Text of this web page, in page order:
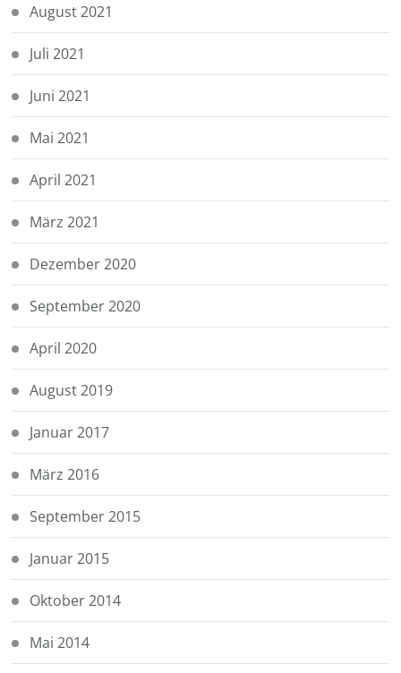
August 2021
Juli 2021
Juni 2021
Mai 2021
April 2021
März 2021
Dezember 2020
September 2020
April 2020
August 2019
Januar 2017
März 2016
September 2015
Januar 2015
Oktober 2014
Mai 2014